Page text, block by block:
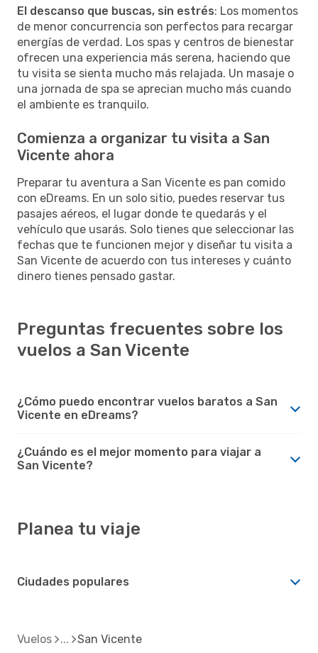
El descanso que buscas, sin estrés: Los momentos
de menor concurrencia son perfectos para recargar
energías de verdad. Los spas y centros de bienestar
ofrecen una experiencia más serena, haciendo que
tu visita se sienta mucho más relajada. Un masaje o
una jornada de spa se aprecian mucho más cuando
el ambiente es tranquilo.
Comienza a organizar tu visita a San
Vicente ahora
Preparar tu aventura a San Vicente es pan comido
con eDreams. En un solo sitio, puedes reservar tus
pasajes aéreos, el lugar donde te quedarás y el
vehículo que usarás. Solo tienes que seleccionar las
fechas que te funcionen mejor y diseñar tu visita a
San Vicente de acuerdo con tus intereses y cuánto
dinero tienes pensado gastar.
Preguntas frecuentes sobre los
vuelos a San Vicente
¿Cómo puedo encontrar vuelos baratos a San
Vicente en eDreams?
¿Cuándo es el mejor momento para viajar a
San Vicente?
Planea tu viaje
Ciudades populares
Vuelos San Vicente